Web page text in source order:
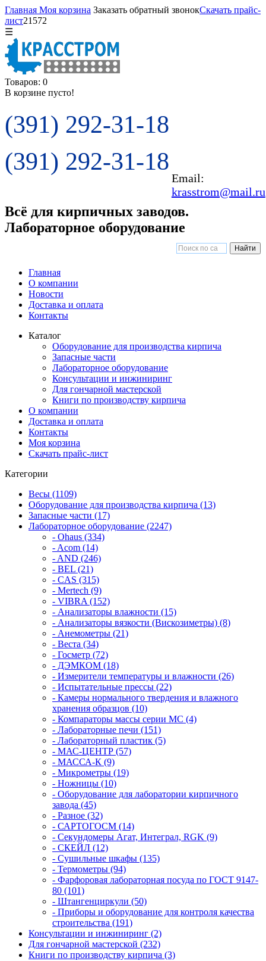
Главная Моя корзина Заказать обратный звонокСкачать прайс-
лист21572
☰
Товаров: 0
В корзине пусто!
(391) 292-31-18
(391) 292-31-18
Email:
krasstrom@mail.ru
Всё для кирпичных заводов.
Лабораторное оборудование
Главная
О компании
Новости
Доставка и оплата
Контакты
Каталог
Оборудование для производства кирпича
Запасные части
Лабораторное оборудование
Консультации и инжиниринг
Для гончарной мастерской
Книги по производству кирпича
О компании
Доставка и оплата
Контакты
Моя корзина
Скачать прайс-лист
Категории
Весы (1109)
Оборудование для производства кирпича (13)
Запасные части (17)
Лабораторное оборудование (2247)
- Ohaus (334)
- Acom (14)
- AND (246)
- BEL (21)
- CAS (315)
- Mertech (9)
- VIBRA (152)
- Анализаторы влажности (15)
- Анализаторы вязкости (Вискозиметры) (8)
- Анемометры (21)
- Веста (34)
- Госметр (72)
- ДЭМКОМ (18)
- Измерители температуры и влажности (26)
- Испытательные прессы (22)
- Камеры нормального твердения и влажного
хранения образцов (10)
- Компараторы массы серии MC (4)
- Лабораторные печи (151)
- Лабораторный пластик (5)
- МАС-ЦЕНТР (57)
- МАССА-К (9)
- Микрометры (19)
- Ножницы (10)
- Оборудование для лаборатории кирпичного
завода (45)
- Разное (32)
- САРТОГОСМ (14)
- Секундомеры Агат, Интеграл, RGK (9)
- СКЕЙЛ (12)
- Сушильные шкафы (135)
- Термометры (94)
- Фарфоровая лабораторная посуда по ГОСТ 9147-
80 (101)
- Штангенциркули (50)
- Приборы и оборудование для контроля качества
строительства (191)
Консультации и инжиниринг (2)
Для гончарной мастерской (232)
Книги по производству кирпича (3)